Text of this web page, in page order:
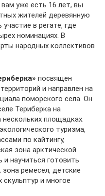
уже есть 16 лет, вы
жителей деревянную
в регате, где
номинациях. В
народных коллективов
посвящен
и направлен на
поморского села. Он
Териберка на
площадках.
туризма,
по кайтингу,
зона арктической
научиться готовить
ремесел, детские
и многое